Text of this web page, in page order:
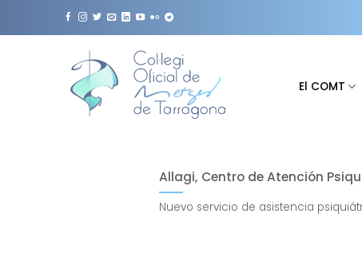
El COMT
Allagi, Centro de Atención
Nuevo servicio de asistencia